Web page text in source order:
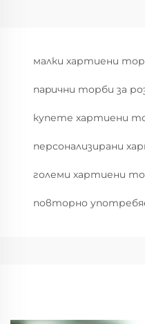
малки хартиени
пapични торби за
купете хартиени
персонализирани
големи хартиени
повторно